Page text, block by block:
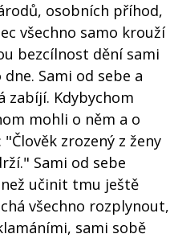
osobních příhod,
všechno samo krouží
bezcílnost dění sami
Sami od sebe a
zabíjí. Kdybychom
mohli o něm a o
zrozený z ženy
Sami od sebe
učinit tmu ještě
všechno rozplynout,
sami sobě